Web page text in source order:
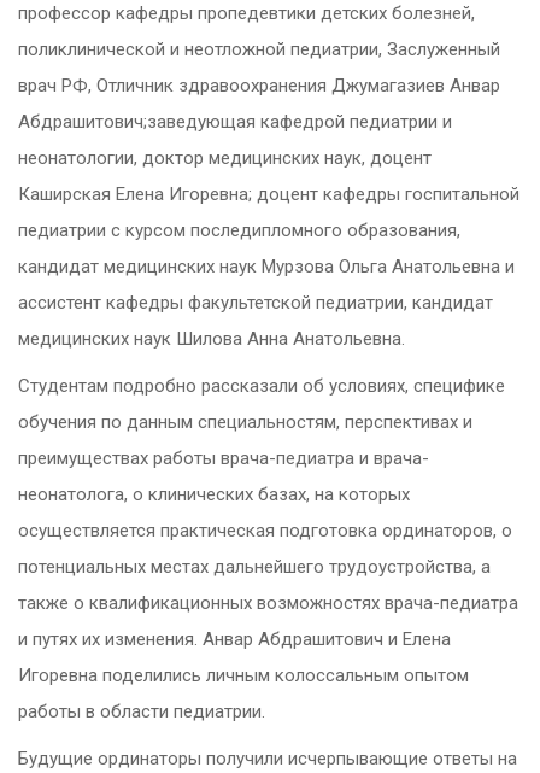
профессор кафедры пропедевтики детских болезней,
поликлинической и неотложной педиатрии, Заслуженный
врач РФ, Отличник здравоохранения Джумагазиев Анвар
Абдрашитович;заведующая кафедрой педиатрии и
неонатологии, доктор медицинских наук, доцент
Каширская Елена Игоревна; доцент кафедры госпитальной
педиатрии с курсом последипломного образования,
кандидат медицинских наук Мурзова Ольга Анатольевна и
ассистент кафедры факультетской педиатрии, кандидат
медицинских наук Шилова Анна Анатольевна.
Студентам подробно рассказали об условиях, специфике
обучения по данным специальностям, перспективах и
преимуществах работы врача-педиатра и врача-
неонатолога, о клинических базах, на которых
осуществляется практическая подготовка ординаторов, о
потенциальных местах дальнейшего трудоустройства, а
также о квалификационных возможностях врача-педиатра
и путях их изменения. Анвар Абдрашитович и Елена
Игоревна поделились личным колоссальным опытом
работы в области педиатрии.
Будущие ординаторы получили исчерпывающие ответы на